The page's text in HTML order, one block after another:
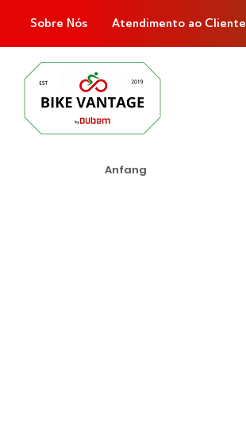
Sobre Nós Atendimento ao Cliente
Anfang